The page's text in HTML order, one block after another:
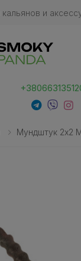
и
Мундштук 2x2